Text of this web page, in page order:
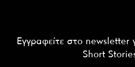
Εγγραφείτε στο newsletter
Short